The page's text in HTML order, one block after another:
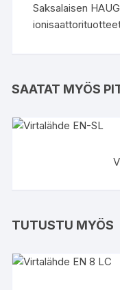
Saksalaisen
SAATAT MYÖS
TUTUSTU MYÖS